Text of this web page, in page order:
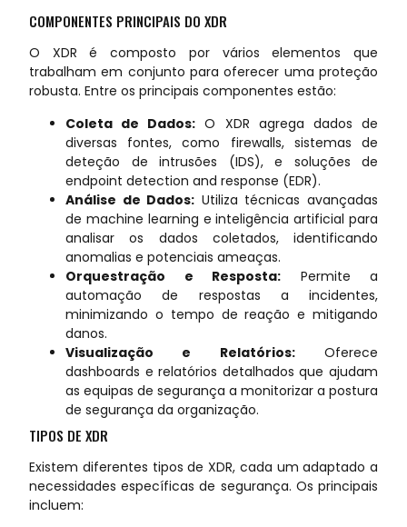
COMPONENTES PRINCIPAIS DO XDR
O XDR é composto por vários elementos que
trabalham em conjunto para oferecer uma proteção
robusta. Entre os principais componentes estão:
Coleta de Dados: O XDR agrega dados de
diversas fontes, como firewalls, sistemas de
deteção de intrusões (IDS), e soluções de
endpoint detection and response (EDR).
Análise de Dados: Utiliza técnicas avançadas
de machine learning e inteligência artificial para
analisar os dados coletados, identificando
anomalias e potenciais ameaças.
Orquestração e Resposta: Permite a
automação de respostas a incidentes,
minimizando o tempo de reação e mitigando
danos.
Visualização e Relatórios:Oferece
dashboards e relatórios detalhados que ajudam
as equipas de segurança a monitorizar a postura
de segurança da organização.
TIPOS DE XDR
Existem diferentes tipos de XDR, cada um adaptado a
necessidades específicas de segurança. Os principais
incluem: